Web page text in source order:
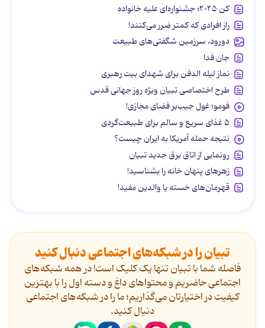
کن ۲۰۲۵؛ جشنواره‌ای علیه خانواده
راز افرادی که کمتر ضرر می‌کنند!
دورود، سرزمین شگفتی‌های طبیعت
جان فدا
نماز لیله الدفن برای شهدای بیت رهبری
طرح اختصاصی تبیان ویژه روز جهانی قدس
فومو؛ غول جیب‌بر فضای مجازی!
۵ غذای سریع و سالم برای طبیعت‌گردی
نتیجه حمله آمریکا به ایران چیست؟
رونمایی از اتاق برق جدید تبیان
زهرهای پنهان خانه را بشناسید!
قهرمان‌های خسته یا والدین مفید!
تبیان را در شبکه‌های اجتماعی دنبال کنید
فاصله شما با تبیان تنها یک کلیک است! در همه شبکه‌های
اجتماعی حاضریم و محتواهای داغ و دسته اول را با بهترین
کیفیت در اختیارتان می‌گذاریم؛ ما را در شبکه‌های اجتماعی
دنیال کنید.